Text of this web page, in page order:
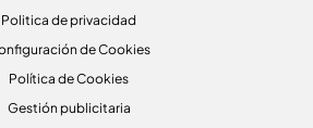
Politica de privacidad
de Cookies
Política de Cookies
Gestión publicitaria